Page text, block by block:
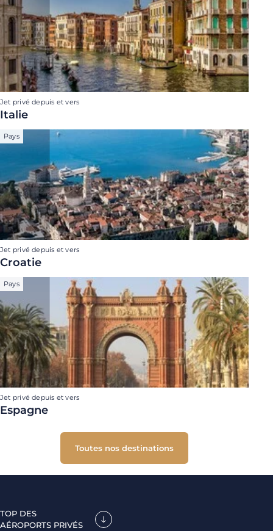
Jet privé depuis et vers
Italie
Pays
Jet privé depuis et vers
Croatie
Pays
Jet privé depuis et vers
Espagne
Toutes nos destinations
TOP DES
AÉROPORTS PRIVÉS